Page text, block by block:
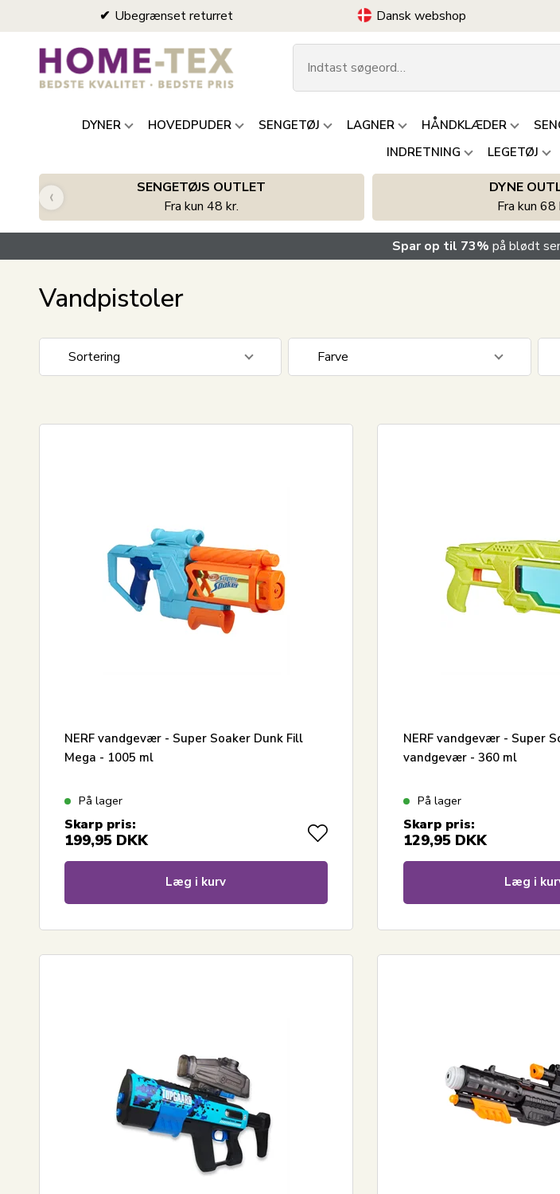
Ubegrænset returret Dansk webshop
DYNER HOVEDPUDER SENGETØJ LAGNER HÅNDKLÆDER
INDRETNING
LEGETØJ
SENGETØJS OUTLET
Fra kun 48 kr.
DYNE
Fra kun 68
‹
Spar op til 73% på blødt
Vandpistoler
Sortering
Største besparelse
Farve
NERF vandgevær - Super Soaker Dunk Fill
Mega - 1005 ml
På lager
Skarp pris:
199,95 DKK
Læg i kurv
NERF vandgevær - Super
vandgevær - 360 ml
På lager
Skarp pris:
129,95 DKK
Læg i